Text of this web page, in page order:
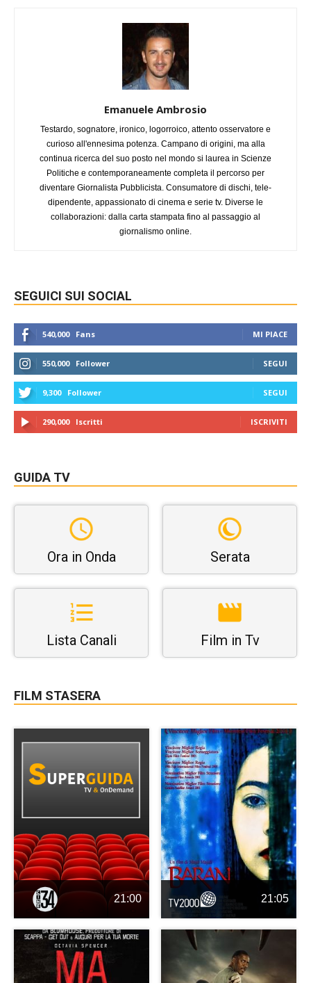
Emanuele Ambrosio
Testardo, sognatore, ironico, logorroico, attento osservatore e
curioso all'ennesima potenza. Campano di origini, ma alla
continua ricerca del suo posto nel mondo si laurea in Scienze
Politiche e contemporaneamente completa il percorso per
diventare Giornalista Pubblicista. Consumatore di dischi, tele-
dipendente, appassionato di cinema e serie tv. Diverse le
collaborazioni: dalla carta stampata fino al passaggio al
giornalismo online.
SEGUICI SUI SOCIAL
540,000 Fans MI PIACE
550,000 Follower SEGUI
9,300 Follower SEGUI
290,000 Iscritti ISCRIVITI
GUIDA TV
Ora in Onda Serata
Lista Canali Film in Tv
FILM STASERA
21:00 21:05